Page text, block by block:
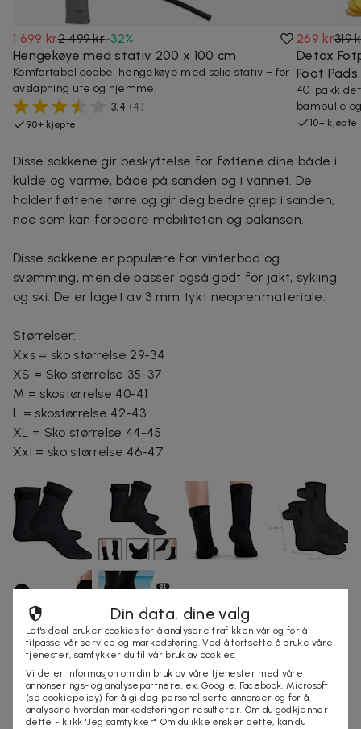
1 699 kr2 499 kr-32%
Hengekøye med stativ 200 x 100 cm
Komfortabel dobbel hengekøye med solid stativ – for
avslapning ute og hjemme.
3,4 (4)
90+ kjøpte
269 kr319
Detox
Foot Pads
40-pakk
bambulle
10+ kjøpte
Disse sokkene gir beskyttelse for føttene dine både i
kulde og varme, både på sanden og i vannet. De
holder føttene tørre og gir deg bedre grep i sanden,
noe som kan forbedre mobiliteten og balansen.
Disse sokkene er populære for vinterbad og
svømming, men de passer også godt for jakt, sykling
og ski. De er laget av 3 mm tykt neoprenmateriale.
Størrelser:
Xxs = sko størrelse 29-34
XS = Sko størrelse 35-37
M = skostørrelse 40-41
L = skostørrelse 42-43
XL = Sko størrelse 44-45
Xxl = sko størrelse 46-47
Isolerende og beskyttende sokker strandbad
svømmesokker 3mm
349 kr
Din data, dine valg
Let's deal bruker cookies for å analysere trafikken vår og for å
tilpasse vår service og markedsføring. Ved å fortsette å bruke våre
tjenester, samtykker du til vår bruk av cookies.
Vi deler informasjon om din bruk av våre tjenester med våre
annonserings- og analysepartnere, ex. Google, Facebook, Microsoft
(se cookiepolicy) for å gi deg personaliserte annonser og for å
analysere hvordan markedsføringen resulterer. Om du godkjenner
dette - klikk "Jeg samtykker". Om du ikke ønsker dette, kan du